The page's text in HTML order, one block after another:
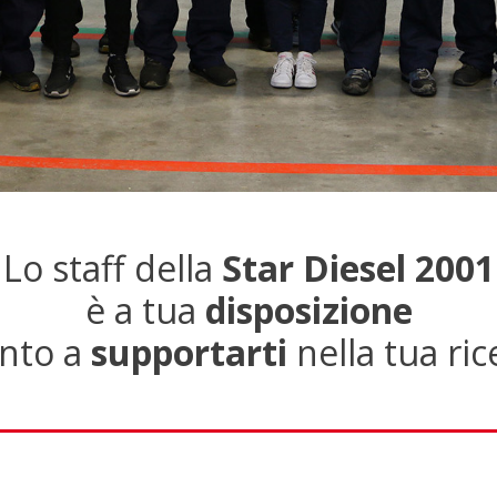
Lo staff della Star Diesel 2001
è a tua disposizione
a supportarti nella tua